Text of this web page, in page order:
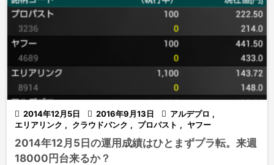
 2014年12月5日  2016年9月13日  アルデプロ ,
エリアリンク , クラウドバンク , プロパスト , ヤフー
2014年12月5日の運用成績はひとまずプラ転。来週
18000円台来るか？